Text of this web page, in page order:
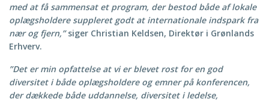
med at få sammensat et program, der bestod både af lokale
oplægsholdere suppleret godt at internationale indspark fra
nær og fjern,”siger Christian Keldsen, Direktør i Grønlands
Erhverv.
”Det er min opfattelse at vi er blevet rost for en god
diversitet i både oplægsholdere og emner på konferencen,
der dækkede både uddannelse, diversitet i ledelse,